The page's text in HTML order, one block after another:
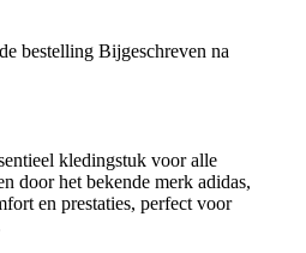
bestelling Bijgeschreven na
kledingstuk voor alle
door het bekende merk adidas,
en prestaties, perfect voor